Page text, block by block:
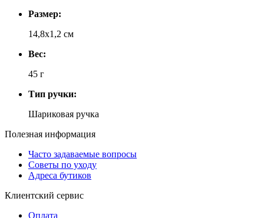
Размер:
14,8х1,2 см
Вес:
45 г
Тип ручки:
Шариковая ручка
Полезная информация
Часто задаваемые вопросы
Советы по уходу
Адреса бутиков
Клиентский сервис
Оплата